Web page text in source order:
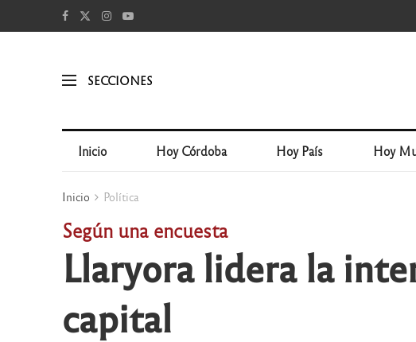
SECCIONES
Inicio Hoy Córdoba Hoy País Hoy
Inicio Política
Según una encuesta
Llaryora lidera la
capital